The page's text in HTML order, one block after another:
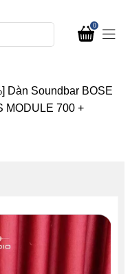
0
Dàn Soundbar BOSE
MODULE 700 +